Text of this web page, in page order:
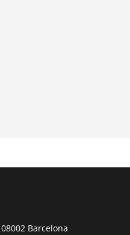
Barcelona